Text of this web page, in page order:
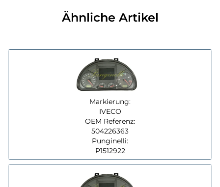
Ähnliche Artikel
Markierung:
IVECO
OEM Referenz:
504226363
Punginelli:
P1512922